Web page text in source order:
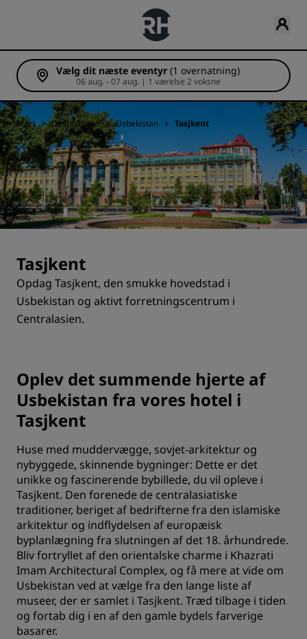
Vælg dit næste eventyr (1 overnatning)
06 aug. - 07 aug. | 1 værelse 2 voksne
Start Destinations Usbekistan Tasjkent
Tasjkent
Opdag Tasjkent, den smukke hovedstad i
Usbekistan og aktivt forretningscentrum i
Centralasien.
Oplev det summende hjerte af
Usbekistan fra vores hotel i
Tasjkent
Huse med muddervægge, sovjet-arkitektur og
nybyggede, skinnende bygninger: Dette er det
unikke og fascinerende bybillede, du vil opleve i
Tasjkent. Den forenede de centralasiatiske
traditioner, beriget af bedrifterne fra den islamiske
arkitektur og indflydelsen af europæisk
byplanlægning fra slutningen af det 18. århundrede.
Bliv fortryllet af den orientalske charme i Khazrati
Imam Architectural Complex, og få mere at vide om
Usbekistan ved at vælge fra den lange liste af
museer, der er samlet i Tasjkent. Træd tilbage i tiden
og fortab dig i en af den gamle bydels farverige
basarer.